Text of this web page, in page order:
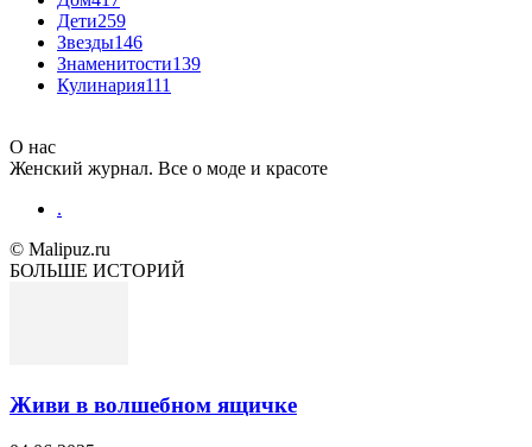
Дети259
Звезды146
Знаменитости139
Кулинария111
О нас
Женский журнал. Все о моде и красоте
.
© Malipuz.ru
БОЛЬШЕ ИСТОРИЙ
Живи в волшебном ящичке